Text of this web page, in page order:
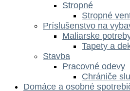
Stropné
Stropné
Príslušenstvo na
Maliarske
Tapety a
Stavba
Pracovné odevy
Chrániče
Domáce a osobné